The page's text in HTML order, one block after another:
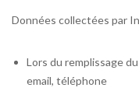
Données collectées par
Lors du remplissage
email, téléphone